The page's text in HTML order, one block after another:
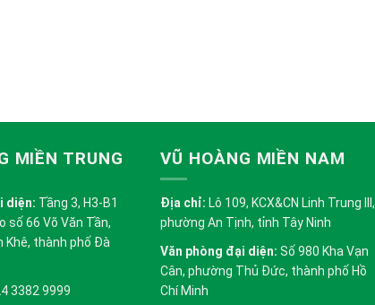
MIỀN TRUNG
diện: Tầng 3, H3-B1
số 66 Võ Văn Tần,
Khê, thành phố Đà
3382 9999
VŨ HOÀNG MIỀN NAM
Địa chỉ: Lô 109, KCX&CN Linh Trung III,
phường An Tịnh, tỉnh Tây Ninh
Văn phòng đại diện: Số 980 Kha Vạn
Cân, phường Thủ Đức, thành phố Hồ
Chí Minh